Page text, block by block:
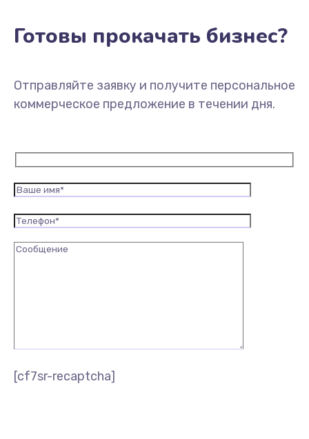
Готовы прокачать бизнес?
Отправляйте заявку и получите персональное
коммерческое предложение в течении дня.
[cf7sr-recaptcha]